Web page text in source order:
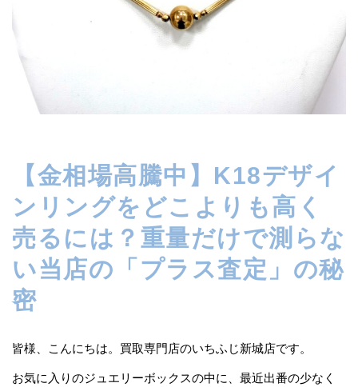
【金相場高騰中】K18デザイ
ンリングをどこよりも高く
売るには？重量だけで測らな
い当店の「プラス査定」の秘
密
皆様、こんにちは。買取専門店のいちふじ新城店です。
お気に入りのジュエリーボックスの中に、最近出番の少なく